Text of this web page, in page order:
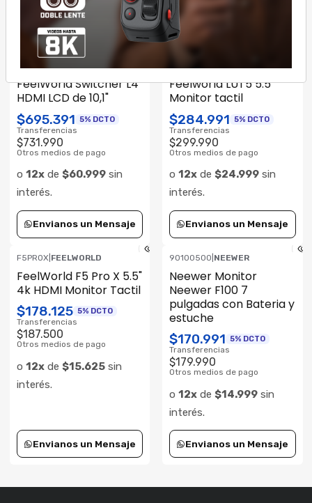
Cantidad
Comprar ahora
Consultar su Stock
FeelWorld Switcher L4
HDMI LCD de 10,1"
$695.391 5% DCTO
Transferencias
$731.990
Otros medios de pago
o 12xde $60.999sin
interés.
Envianos un Mensaje
Consultar su Stock
Feelworld LUT5 5.5"
Monitor tactil
$284.991 5% DCTO
Transferencias
$299.990
Otros medios de pago
o 12x de $24.999 sin
interés.
Envianos un Mensaje
F5PROX FEELWORLD
FeelWorld F5 Pro X 5.5"
4k HDMI Monitor Tactil
$178.125 5% DCTO
Transferencias
$187.500
Otros medios de pago
o 12xde $15.625sin
interés.
Envianos un Mensaje
90100500 NEEWER
Neewer Monitor
Neewer F100 7
pulgadas con Bateria y
estuche
$170.991 5% DCTO
Transferencias
$179.990
Otros medios de pago
o 12x de $14.999 sin
interés.
Envianos un Mensaje